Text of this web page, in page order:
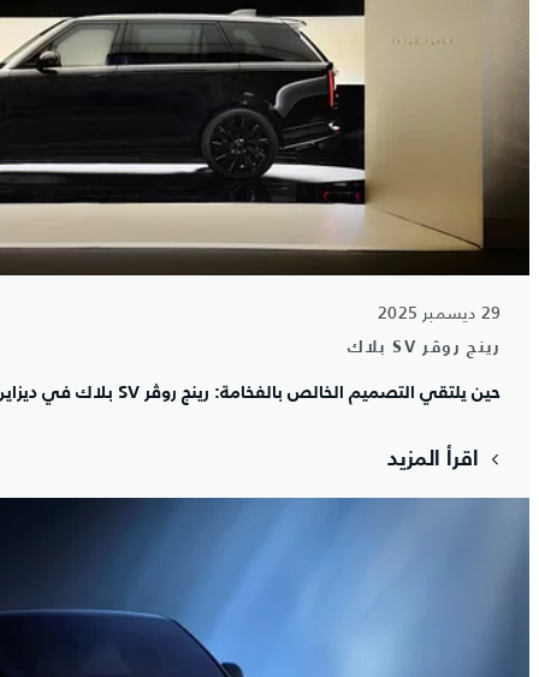
29 ديسمبر 2025
رينج روڤر SV بلاك
حين يلتقي التصميم الخالص بالفخامة: رينج روڤر SV بلاك في ديزاين ميامي
اقرأ المزيد